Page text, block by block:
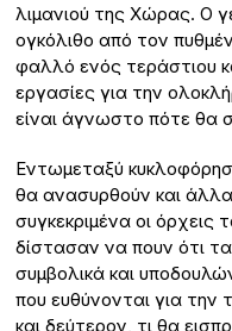
λιμανιού της Χώρας. Ο
ογκόλιθο από τον
φαλλό ενός τεράστιου
εργασίες για την
είναι άγνωστο πότε θα
Εντωμεταξύ
θα ανασυρθούν και
συγκεκριμένα οι όρχεις
δίστασαν να πουν ότι
συμβολικά και
που ευθύνονται για την
και δεύτερον, τι θα